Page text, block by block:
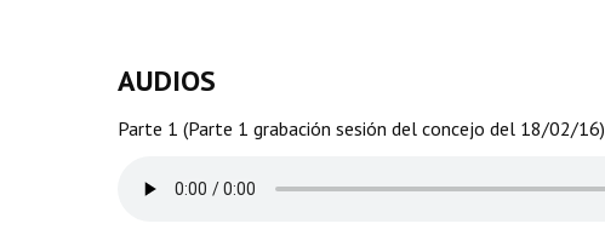
AUDIOS
Parte 1 (Parte 1 grabación sesión del concejo del 18/02/16)